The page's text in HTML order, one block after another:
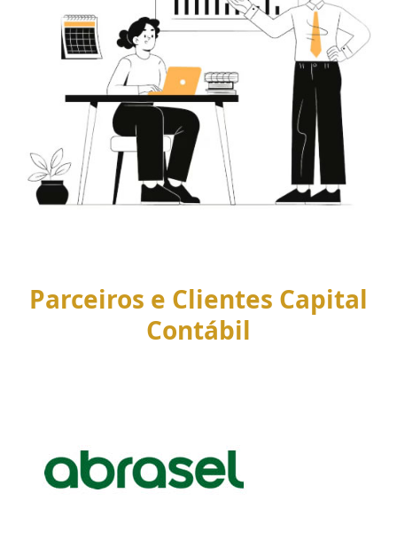
Parceiros e Clientes Capital
Contábil
right